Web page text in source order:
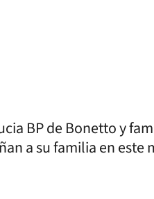
BP de Bonetto y
a su familia en este